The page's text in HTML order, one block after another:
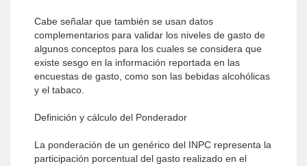
Cabe señalar que también se usan datos
complementarios para validar los niveles de gasto de
algunos conceptos para los cuales se considera que
existe sesgo en la información reportada en las
encuestas de gasto, como son las bebidas alcohólicas
y el tabaco.
Definición y cálculo del Ponderador
La ponderación de un genérico del INPC representa la
participación porcentual del gasto realizado en el